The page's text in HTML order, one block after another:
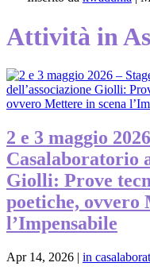
Attività in
2 e 3 maggio
Casalaboratorio
Giolli: Prove
poetiche, ovvero
l’Impensabile
Apr 14, 2026 | in